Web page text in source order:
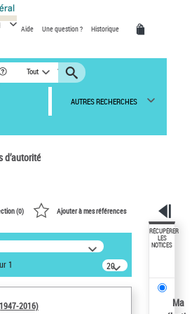
Aide Une question ? Historique
Tout
AUTRES RECHERCHES
d’autorité
dans les
:
2016)
(0) Ajouter à mes références
1
20
résultats/page
2016)
RÉCUPÉRER
LES
NOTICES
Ma